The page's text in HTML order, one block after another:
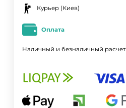
Курьер (Киев)
Оплата
Наличный и безналичный расчет